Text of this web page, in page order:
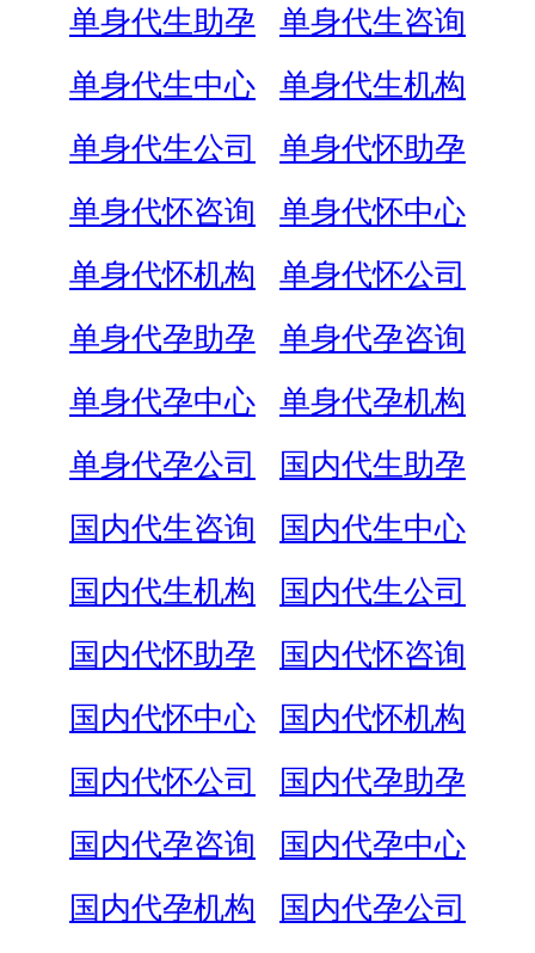
单身代生助孕
单身代生咨询
单身代生中心
单身代生机构
单身代生公司
单身代怀助孕
单身代怀咨询
单身代怀中心
单身代怀机构
单身代怀公司
单身代孕助孕
单身代孕咨询
单身代孕中心
单身代孕机构
单身代孕公司
国内代生助孕
国内代生咨询
国内代生中心
国内代生机构
国内代生公司
国内代怀助孕
国内代怀咨询
国内代怀中心
国内代怀机构
国内代怀公司
国内代孕助孕
国内代孕咨询
国内代孕中心
国内代孕机构
国内代孕公司